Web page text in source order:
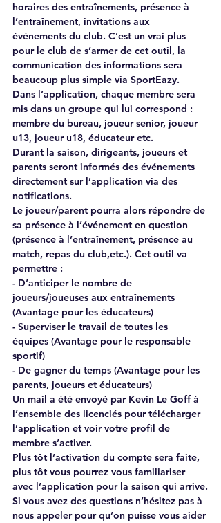
horaires des entraînements, présence à
l’entraînement, invitations aux
événements du club. C’est un vrai plus
pour le club de s’armer de cet outil, la
communication des informations sera
beaucoup plus simple via SportEazy.
Dans l’application, chaque membre sera
mis dans un groupe qui lui correspond :
membre du bureau, joueur senior, joueur
u13, joueur u18, éducateur etc.
Durant la saison, dirigeants, joueurs et
parents seront informés des événements
directement sur l’application via des
notifications.
Le joueur/parent pourra alors répondre de
sa présence à l’événement en question
(présence à l’entraînement, présence au
match, repas du club,etc.). Cet outil va
permettre :
- D’anticiper le nombre de
joueurs/joueuses aux entraînements
(Avantage pour les éducateurs)
- Superviser le travail de toutes les
équipes (Avantage pour le responsable
sportif)
- De gagner du temps (Avantage pour les
parents, joueurs et éducateurs)
Un mail a été envoyé par Kevin Le Goff à
l’ensemble des licenciés pour télécharger
l’application et voir votre profil de
membre s’activer.
Plus tôt l’activation du compte sera faite,
plus tôt vous pourrez vous familiariser
avec l’application pour la saison qui arrive.
Si vous avez des questions n’hésitez pas à
nous appeler pour qu’on puisse vous aider